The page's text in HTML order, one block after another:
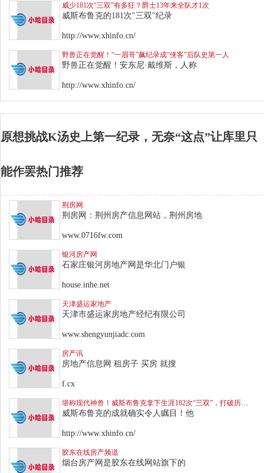
威少181次“三双”有多狂？爵士13年来全队才1次
威斯布鲁克的181次"三双"纪录
http://www.xhinfo.cn/
野兽正在觉醒！“一眉哥”飙纪录成“侠客”后队史第一人
野兽正在觉醒！安东尼·戴维斯，人称
http://www.xhinfo.cn/
原想挑战K汤史上第一纪录，无奈“这点”让库里只
能作罢热门推荐
荆房网
荆房网：荆州房产信息网站，荆州房地
www.0716fw.com
银河房产网
石家庄银河房地产网是华北门户银
house.inhe.net
天津盛运家地产
天津市盛运家房地产经纪有限公司
www.shengyunjiadc.com
房产讯
房地产信息网 租房子 买房 就搜
f.cx
威斯布鲁克的成就确实令人瞩目！他
http://www.xhinfo.cn/
胶东在线房产频道
烟台房产网是胶东在线网站旗下的